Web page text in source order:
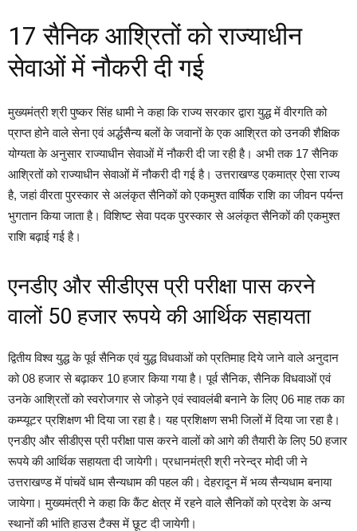
17 सैनिक आश्रितों को राज्याधीन
सेवाओं में नौकरी दी गई
मुख्यमंत्री श्री पुष्कर सिंह धामी ने कहा कि राज्य सरकार द्वारा युद्ध में वीरगति को
प्राप्त होने वाले सेना एवं अर्द्धसैन्य बलों के जवानों के एक आश्रित को उनकी शैक्षिक
योग्यता के अनुसार राज्याधीन सेवाओं में नौकरी दी जा रही है। अभी तक 17 सैनिक
आश्रितों को राज्याधीन सेवाओं में नौकरी दी गई है। उत्तराखण्ड एकमात्र ऐसा राज्य
है, जहां वीरता पुरस्कार से अलंकृत सैनिकों को एकमुश्त वार्षिक राशि का जीवन पर्यन्त
भुगतान किया जाता है। विशिष्ट सेवा पदक पुरस्कार से अलंकृत सैनिकों की एकमुश्त
राशि बढ़ाई गई है।
एनडीए और सीडीएस प्री परीक्षा पास करने
वालों 50 हजार रूपये की आर्थिक सहायता
द्वितीय विश्व युद्ध के पूर्व सैनिक एवं युद्ध विधवाओं को प्रतिमाह दिये जाने वाले अनुदान
को 08 हजार से बढ़ाकर 10 हजार किया गया है। पूर्व सैनिक, सैनिक विधवाओं एवं
उनके आश्रितों को स्वरोजगार से जोड़ने एवं स्वावलंबी बनाने के लिए 06 माह तक का
कम्प्यूटर प्रशिक्षण भी दिया जा रहा है। यह प्रशिक्षण सभी जिलों में दिया जा रहा है।
एनडीए और सीडीएस प्री परीक्षा पास करने वालों को आगे की तैयारी के लिए 50 हजार
रूपये की आर्थिक सहायता दी जायेगी। प्रधानमंत्री श्री नरेन्द्र मोदी जी ने
उत्तराखण्ड में पांचवें धाम सैन्यधाम की पहल की। देहरादून में भव्य सैन्यधाम बनाया
जायेगा। मुख्यमंत्री ने कहा कि कैंट क्षेत्र में रहने वाले सैनिकों को प्रदेश के अन्य
स्थानों की भांति हाउस टैक्स में छूट दी जायेगी।